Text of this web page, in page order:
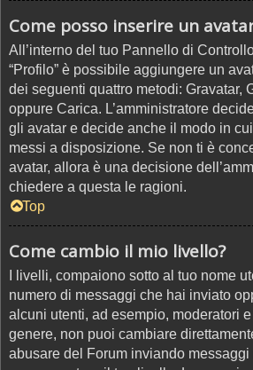
Come posso inserire un
All’interno del tuo Pannello di
“Profilo” è possibile aggiungere un
dei seguenti quattro metodi: Gravatar,
oppure Carica. L’amministratore
gli avatar e decide anche il modo in
messi a disposizione. Se non ti è
avatar, allora è una decisione
chiedere a questa le ragioni.
Top
Come cambio il mio livello?
I livelli, compaiono sotto al tuo nome
numero di messaggi che hai inviato
alcuni utenti, ad esempio, moderatori
genere, non puoi cambiare
abusare del Forum inviando